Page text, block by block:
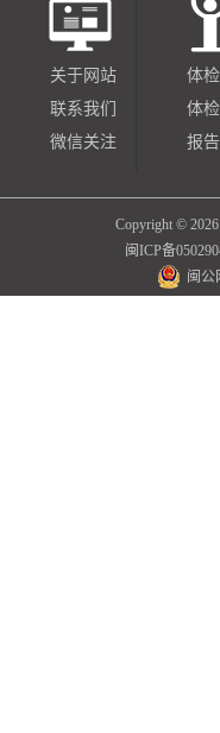
关于网站
联系我们
微信关注
体
体
报
Copyright ©
闽ICP备
闽公